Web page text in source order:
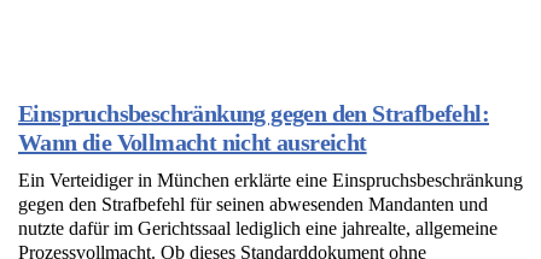
Einspruchsbeschränkung gegen den Strafbefehl:
Wann die Vollmacht nicht ausreicht
Ein Verteidiger in München erklärte eine Einspruchsbeschränkung
gegen den Strafbefehl für seinen abwesenden Mandanten und
nutzte dafür im Gerichtssaal lediglich eine jahrealte, allgemeine
Prozessvollmacht. Ob dieses Standarddokument ohne